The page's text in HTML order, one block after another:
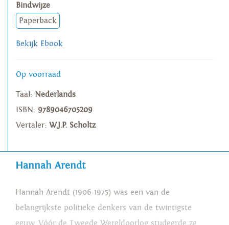
Bindwijze
Paperback
Bekijk Ebook
Op voorraad
Taal: Nederlands
ISBN: 9789046705209
Vertaler: W.J.P. Scholtz
Hannah Arendt
Hannah Arendt (1906-1975) was een van de
belangrijkste politieke denkers van de twintigste